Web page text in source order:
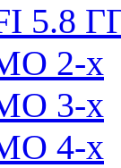
5.8
2-x
3-x
4-x